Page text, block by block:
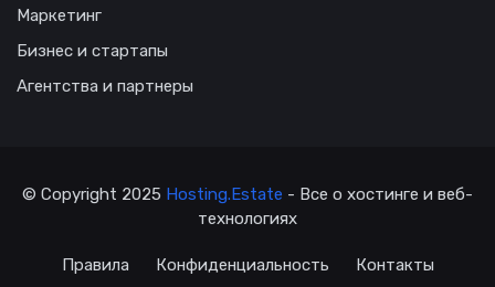
Маркетинг
Бизнес и стартапы
Агентства и партнеры
© Copyright 2025 Hosting.Estate - Все о хостинге и веб-
технологиях
Правила Конфиденциальность Контакты